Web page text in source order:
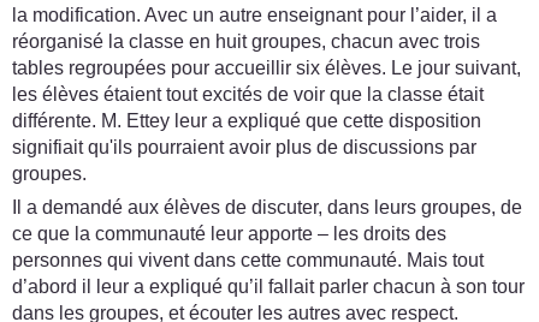
la modification. Avec un autre enseignant pour l’aider, il a
réorganisé la classe en huit groupes, chacun avec trois
tables regroupées pour accueillir six élèves. Le jour suivant,
les élèves étaient tout excités de voir que la classe était
différente. M. Ettey leur a expliqué que cette disposition
signifiait qu'ils pourraient avoir plus de discussions par
groupes.
Il a demandé aux élèves de discuter, dans leurs groupes, de
ce que la communauté leur apporte – les droits des
personnes qui vivent dans cette communauté. Mais tout
d’abord il leur a expliqué qu’il fallait parler chacun à son tour
dans les groupes, et écouter les autres avec respect.